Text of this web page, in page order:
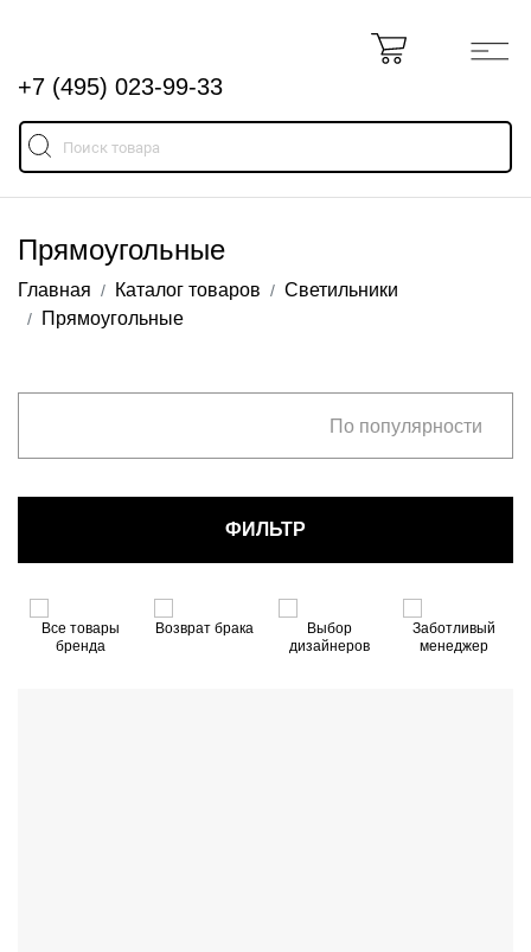
+7 (495) 023-99-33
Прямоугольные
Главная Каталог товаров
Светильники
Прямоугольные
ФИЛЬТР
По популярности
Все товары
бренда
Возврат брака
Выбор
дизайнеров
Заботливый
менеджер